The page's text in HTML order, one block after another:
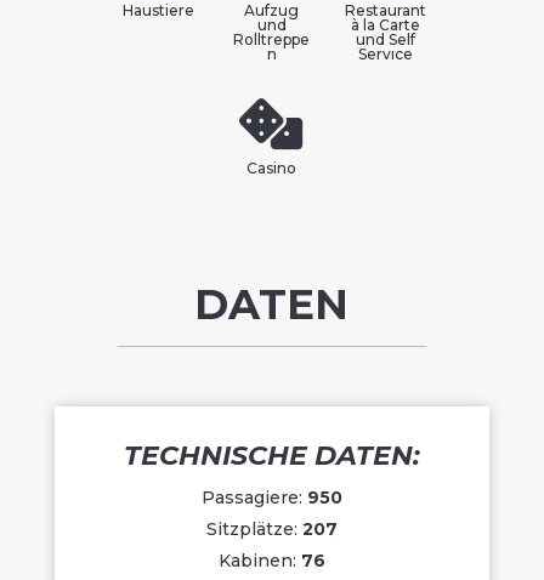
Haustiere
Aufzug
und
Rolltreppe
n
Restaurant
à la Carte
und Self
Servıce
Casino
DATEN
TECHNISCHE DATEN:
Passagiere: 950
Sitzplätze: 207
Kabinen: 76